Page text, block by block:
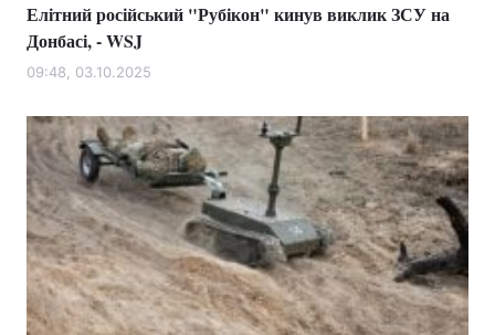
Елітний російський "Рубікон" кинув виклик ЗСУ на
Донбасі, - WSJ
09:48, 03.10.2025